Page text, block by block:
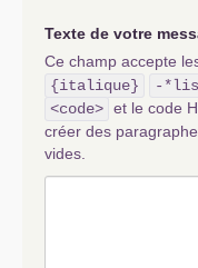
Texte de votre
Ce champ accepte
{italique}
-
<code> et le code
créer des
vides.